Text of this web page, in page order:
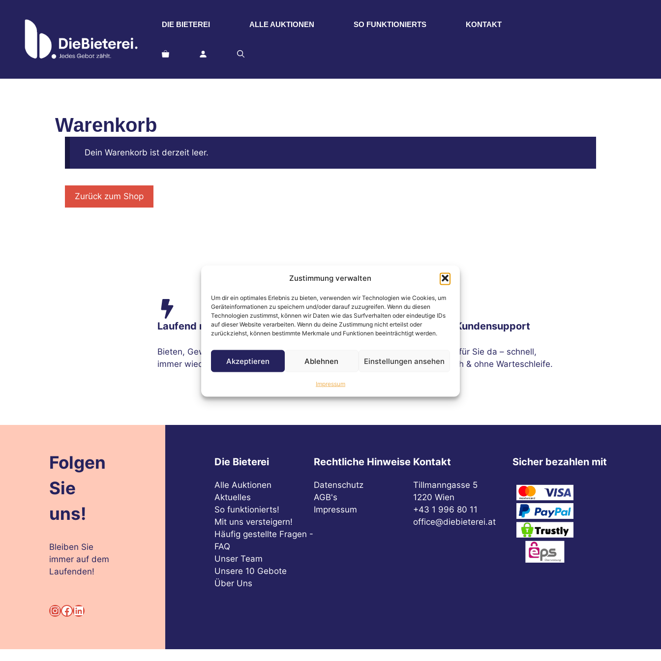
Zustimmung verwalten
Um dir ein optimales Erlebnis zu bieten, verwenden wir Technologien wie Cookies, um
Geräteinformationen zu speichern und/oder darauf zuzugreifen. Wenn du diesen
Technologien zustimmst, können wir Daten wie das Surfverhalten oder eindeutige IDs
auf dieser Website verarbeiten. Wenn du deine Zustimmung nicht erteilst oder
zurückziehst, können bestimmte Merkmale und Funktionen beeinträchtigt werden.
Akzeptieren Ablehnen Einstellungen ansehen
Impressum
DIE BIETEREI ALLE AUKTIONEN SO FUNKTIONIERTS KONTAKT
Warenkorb
Dein Warenkorb ist derzeit leer.
Zurück zum Shop
Laufend neue Auktionen
Bieten, Gewinnen und Sparen -
immer wieder neu erleben.
Professionelle Auktionen
geprüfte Qualität, echte
Unser Kundensupport
Wir sind für Sie da – schnell,
freundlich & ohne Warteschleife.
Folgen
Sie
uns!
Bleiben Sie
immer auf dem
Laufenden!
Instagram
Facebook
LinkedIn
Die Bieterei
Alle Auktionen
Aktuelles
So funktionierts!
Mit uns versteigern!
Häufig gestellte Fragen -
FAQ
Unser Team
Unsere 10 Gebote
Über Uns
Rechtliche Hinweise
Datenschutz
AGB's
Impressum
Kontakt
Tillmanngasse 5
1220 Wien
+43 1 996 80 11
office@diebieterei.at
Sicher bezahlen mit